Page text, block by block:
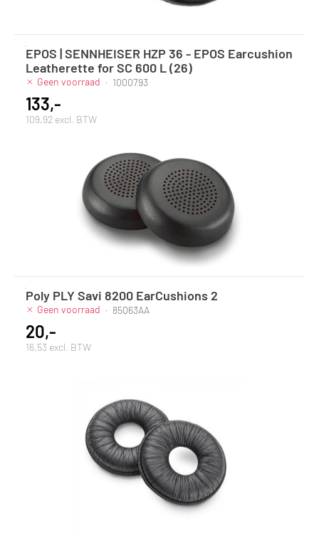
EPOS | SENNHEISER HZP 36 - EPOS Earcushion
Leatherette for SC 600 L (26)
Geen voorraad · 1000793
133,-
109,92 excl. BTW
Poly PLY Savi 8200 EarCushions 2
Geen voorraad · 85Q63AA
20,-
16,53 excl. BTW